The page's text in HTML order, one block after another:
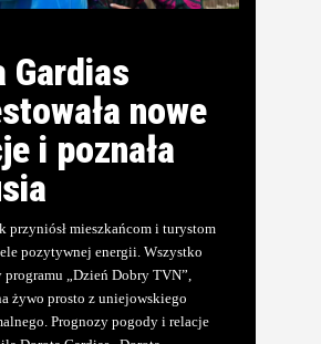
Gardias
nowe
i poznała
przyniósł mieszkańcom i turystom
pozytywnej energii. Wszystko
programu „Dzień Dobry TVN”,
żywo prosto z uniejowskiego
Prognozy pogody i relacje